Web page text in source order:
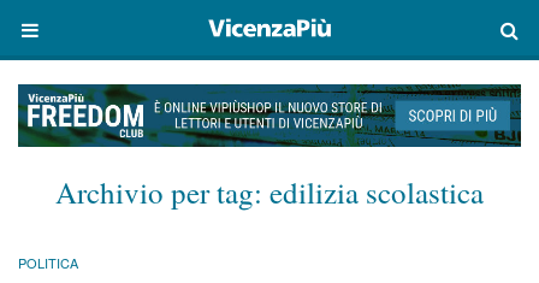
Archivio per tag: edilizia scolastica
POLITICA